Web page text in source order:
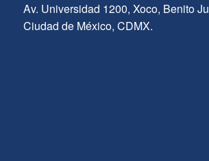
Av. Universidad 1200, Xoco, Benito
Ciudad de México, CDMX.